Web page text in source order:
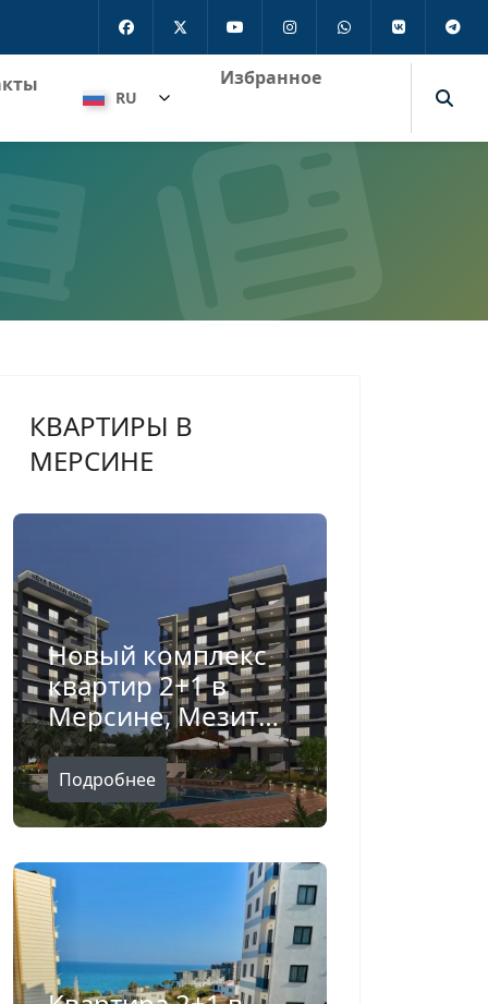
RU
Избранное
КВАРТИРЫ В
МЕРСИНЕ
Новый комплекс
квартир 2+1 в
Мерсине, Мезитли
- Ygt0121
Подробнее